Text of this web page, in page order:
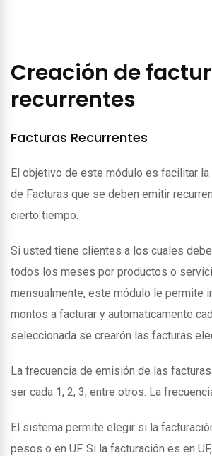
Creación de
recurrentes
Facturas Recurrentes
El objetivo de este módulo es facilitar
de Facturas que se deben emitir
cierto tiempo.
Si usted tiene clientes a los cuales
todos los meses por productos o
mensualmente, este módulo le permite
montos a facturar y automaticamente
seleccionada se crearón las facturas
La frecuencia de emisión de las
ser cada 1, 2, 3, entre otros. La
El sistema permite elegir si la
pesos o en UF. Si la facturación es en